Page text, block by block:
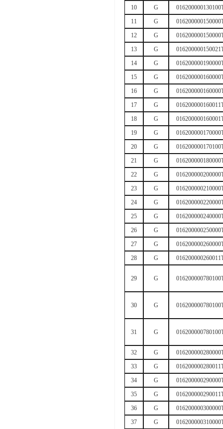
10
G
11
G
12
G
13
G
14
G
15
G
16
G
17
G
18
G
19
G
20
G
21
G
22
G
23
G
24
G
25
G
26
G
27
G
28
G
29 G
30 G
31 G
32 G
33
G
34
G
35
G
36
G
37
G